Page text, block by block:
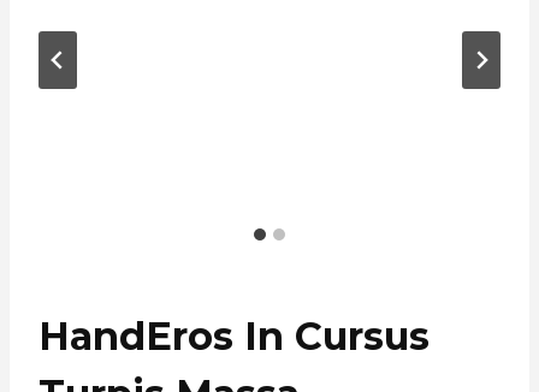
HandEros In Cursus